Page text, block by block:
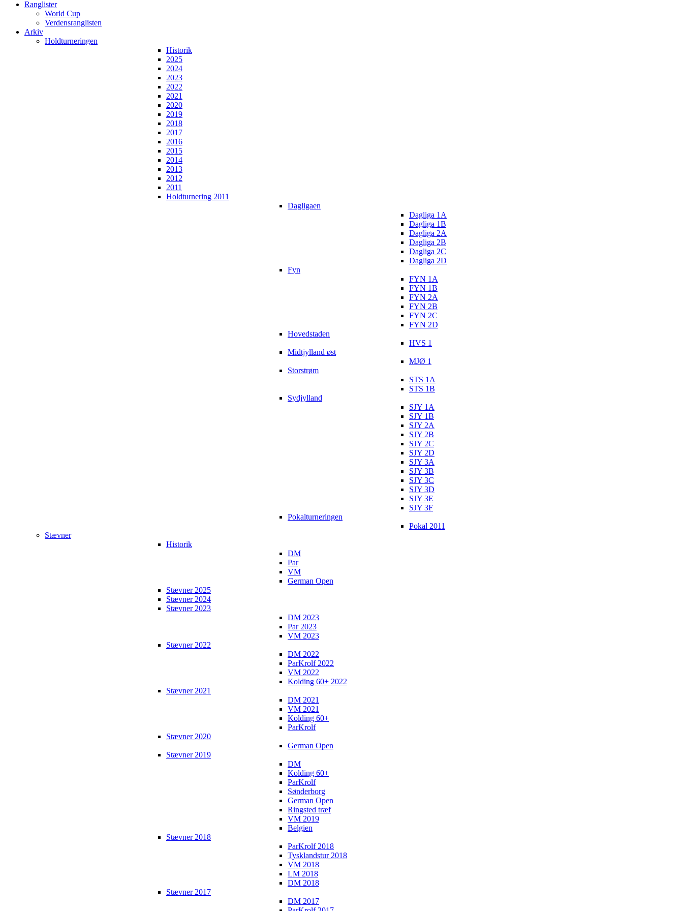
Ranglister
World Cup
Verdensranglisten
Arkiv
Holdturneringen
Historik
2025
2024
2023
2022
2021
2020
2019
2018
2017
2016
2015
2014
2013
2012
2011
Holdturnering 2011
Dagligaen
Dagliga 1A
Dagliga 1B
Dagliga 2A
Dagliga 2B
Dagliga 2C
Dagliga 2D
Fyn
FYN 1A
FYN 1B
FYN 2A
FYN 2B
FYN 2C
FYN 2D
Hovedstaden
HVS 1
Midtjylland øst
MJØ 1
Storstrøm
STS 1A
STS 1B
Sydjylland
SJY 1A
SJY 1B
SJY 2A
SJY 2B
SJY 2C
SJY 2D
SJY 3A
SJY 3B
SJY 3C
SJY 3D
SJY 3E
SJY 3F
Pokalturneringen
Pokal 2011
Stævner
Historik
DM
Par
VM
German Open
Stævner 2025
Stævner 2024
Stævner 2023
DM 2023
Par 2023
VM 2023
Stævner 2022
DM 2022
ParKrolf 2022
VM 2022
Kolding 60+ 2022
Stævner 2021
DM 2021
VM 2021
Kolding 60+
ParKrolf
Stævner 2020
German Open
Stævner 2019
DM
Kolding 60+
ParKrolf
Sønderborg
German Open
Ringsted træf
VM 2019
Belgien
Stævner 2018
ParKrolf 2018
Tysklandstur 2018
VM 2018
LM 2018
DM 2018
Stævner 2017
DM 2017